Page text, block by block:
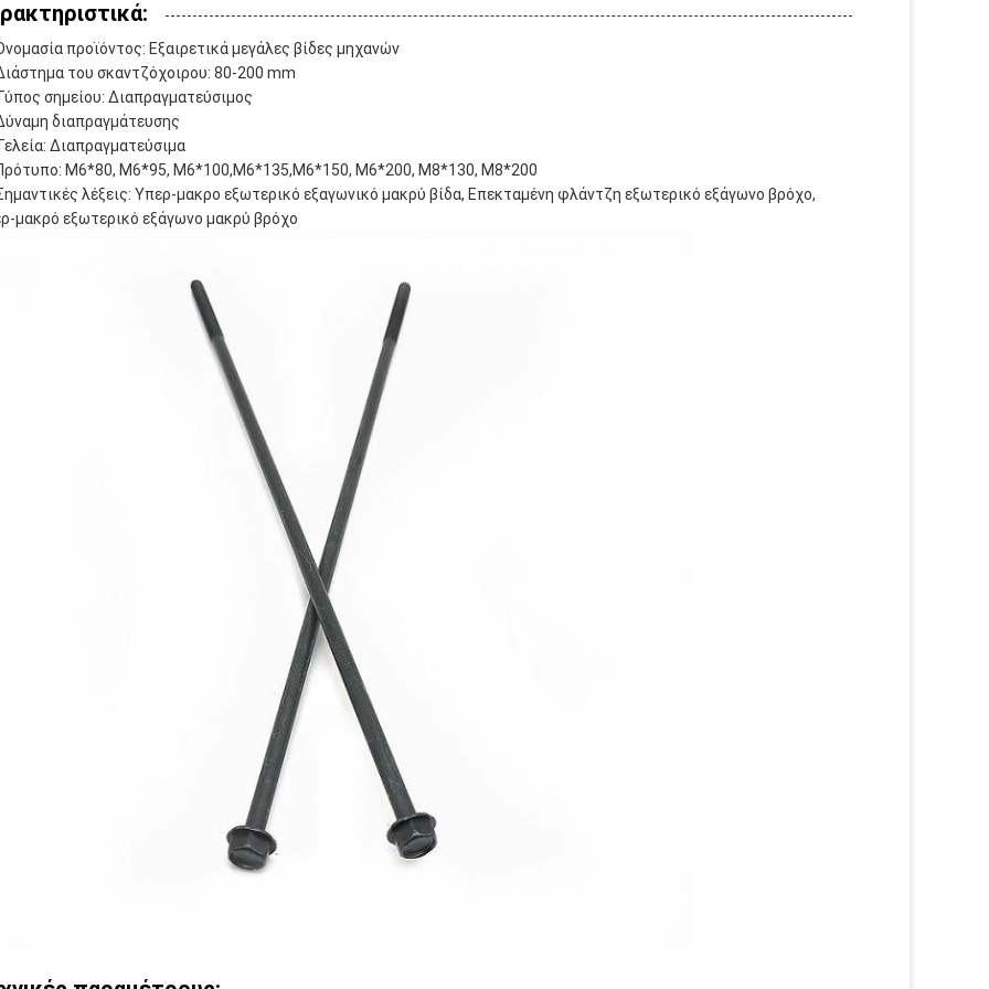
προϊόντος: Εξαιρετικά μεγάλες βίδες μηχανών
του σκαντζόχοιρου: 80-200 mm
σημείου: Διαπραγματεύσιμος
διαπραγμάτευσης
Διαπραγματεύσιμα
M6*80, M6*95, M6*100,M6*135,M6*150, M6*200, M8*130, M8*200
λέξεις: Υπερ-μακρο εξωτερικό εξαγωνικό μακρύ βίδα, Επεκταμένη φλάντζη εξωτερικό εξάγωνο βρόχο,
μακρό εξωτερικό εξάγωνο μακρύ βρόχο